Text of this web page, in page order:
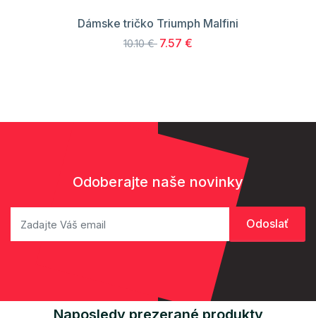
Dámske tričko Triumph Malfini
10.10 € 7.57 €
Odoberajte naše novinky
Naposledy prezerané produkty